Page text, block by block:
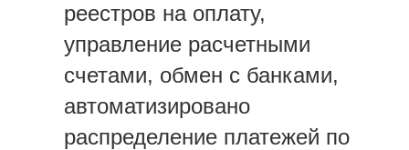
реестров на оплату,
управление расчетными
счетами, обмен с банками,
автоматизировано
распределение платежей по